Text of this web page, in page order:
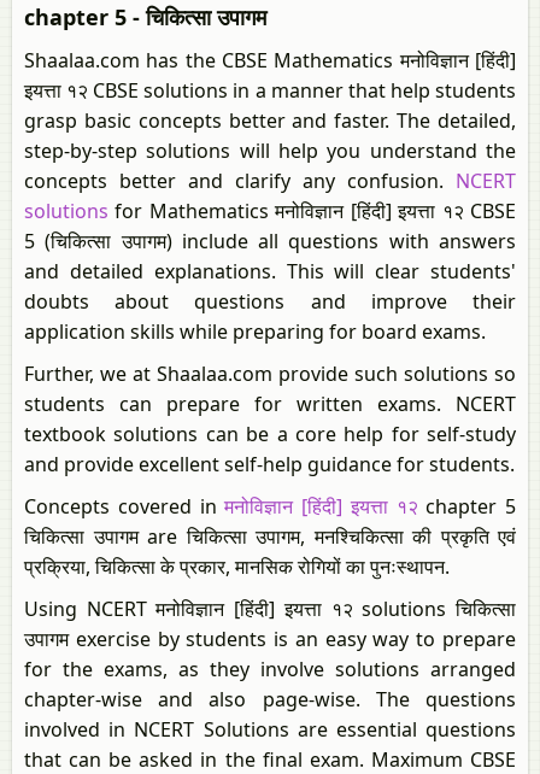
chapter 5 - चिकित्सा उपागम
Shaalaa.com has the CBSE Mathematics मनोविज्ञान [हिंदी]
इयत्ता १२ CBSE solutions in a manner that help students
grasp basic concepts better and faster. The detailed,
step-by-step solutions will help you understand the
concepts better and clarify any confusion. NCERT
solutions for Mathematics मनोविज्ञान [हिंदी] इयत्ता १२ CBSE
5 (चिकित्सा उपागम) include all questions with answers
and detailed explanations. This will clear students'
doubts about questions and improve their
application skills while preparing for board exams.
Further, we at Shaalaa.com provide such solutions so
students can prepare for written exams. NCERT
textbook solutions can be a core help for self-study
and provide excellent self-help guidance for students.
Concepts covered inमनोविज्ञान [हिंदी] इयत्ता १२ chapter 5
चिकित्सा उपागम are चिकित्सा उपागम, मनश्चिकित्सा की प्रकृति एवं
प्रक्रिया, चिकित्सा के प्रकार, मानसिक रोगियों का पुनःस्थापन.
Using NCERT मनोविज्ञान [हिंदी] इयत्ता १२ solutions चिकित्सा
उपागम exercise by students is an easy way to prepare
for the exams, as they involve solutions arranged
chapter-wise and also page-wise. The questions
involved in NCERT Solutions are essential questions
that can be asked in the final exam. Maximum CBSE